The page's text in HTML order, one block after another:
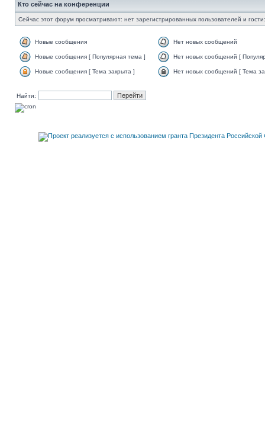
Кто сейчас на конференции
Сейчас этот форум просматривают: нет зарегистрированных пользователей и
Новые сообщения Нет новых сообщений
Новые сообщения [ Популярная тема ] Нет новых сообщений [
Новые сообщения [ Тема закрыта ] Нет новых сообщений [ Тема
Найти: